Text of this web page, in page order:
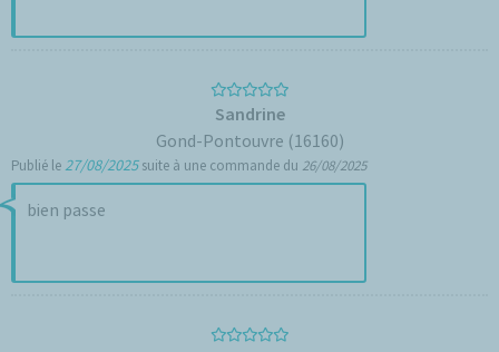
Sandrine
Gond-Pontouvre (16160)
Publié le27/08/2025suite à une commande du 26/08/2025
bien passe